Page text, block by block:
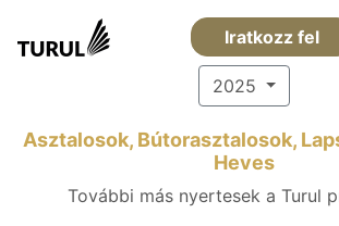
Iratkozz fel
2025
Asztalosok, Bútorasztalosok,
Heves
További más nyertesek a Turul